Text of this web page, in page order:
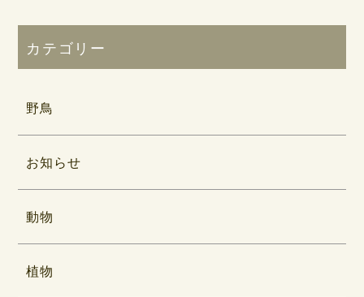
カテゴリー
野鳥
お知らせ
動物
植物